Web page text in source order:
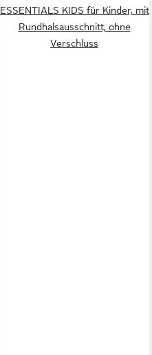
ESSENTIALS KIDS für Kinder, mit
Rundhalsausschnitt, ohne
Verschluss